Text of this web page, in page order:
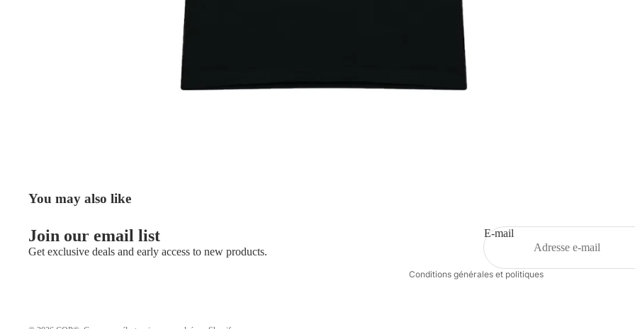
You may also like
Join our email list
Get exclusive deals and early access to new products.
E-mail
Conditions générales et politiques
Politique d’expédition